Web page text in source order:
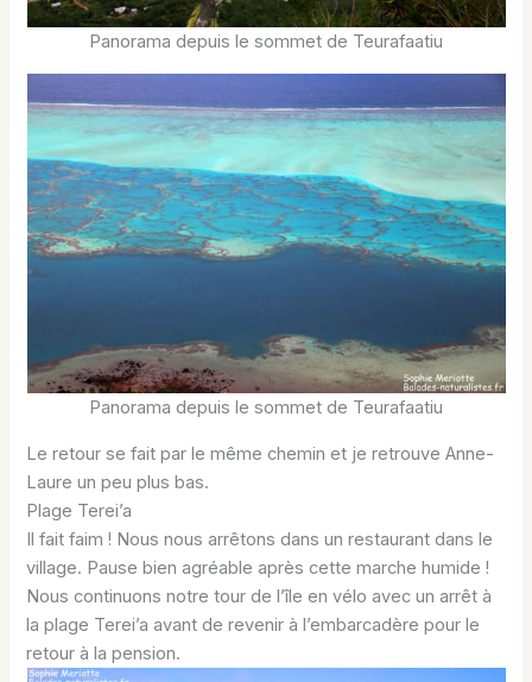
Panorama depuis le sommet de Teurafaatiu
Panorama depuis le sommet de Teurafaatiu
Le retour se fait par le même chemin et je retrouve Anne-
Laure un peu plus bas.
Plage Terei’a
Il fait faim ! Nous nous arrêtons dans un restaurant dans le
village. Pause bien agréable après cette marche humide !
Nous continuons notre tour de l’île en vélo avec un arrêt à
la plage Terei’a avant de revenir à l’embarcadère pour le
retour à la pension.